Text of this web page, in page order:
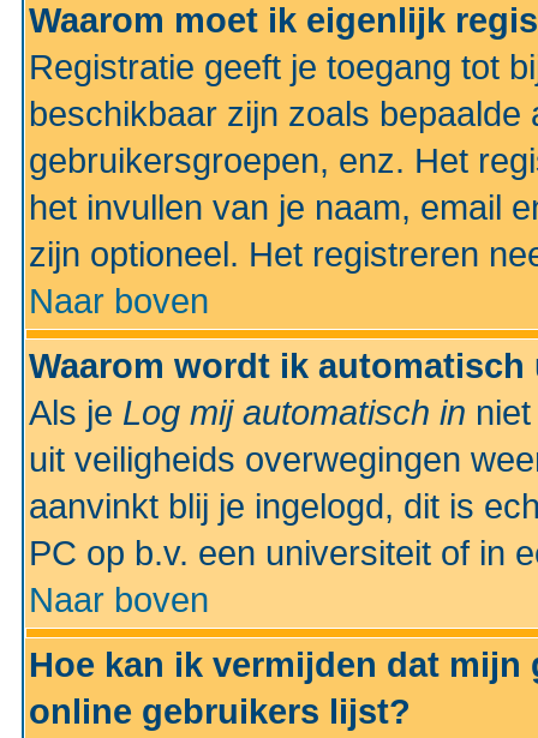
Waarom moet ik eigenlijk
Registratie geeft je toegang tot
beschikbaar zijn zoals
gebruikersgroepen, enz. Het
het invullen van je naam, email
zijn optioneel. Het registreren
Naar boven
Waarom wordt ik
Als je Log mij automatisch in
uit veiligheids overwegingen
aanvinkt blij je ingelogd, dit is
PC op b.v. een universiteit of in
Naar boven
Hoe kan ik vermijden dat
online gebruikers lijst?